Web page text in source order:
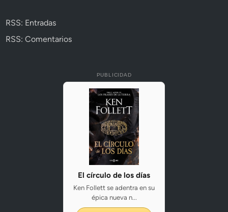
RSS: Entradas
RSS: Comentarios
PUBLICIDAD
El círculo de los días
Ken Follett se adentra en su
épica nueva n...